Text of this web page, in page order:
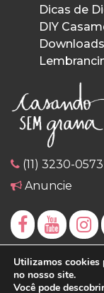
Dicas de
DIY
Downloads
(11) 3230-0573
Anuncie
Utilizamos cookies
no nosso site.
Você pode